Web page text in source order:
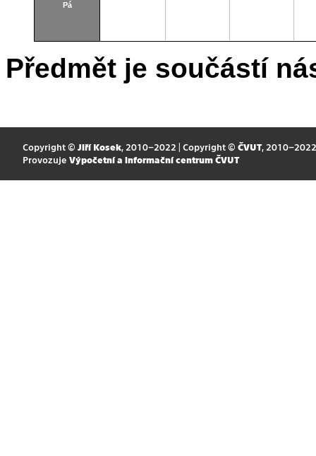
Pá
Předmět je součástí
Copyright © Jiří Kosek, 2010–2022 | Copyright © ČVUT, 2010–2022
Provozuje Výpočetní a informační centrum ČVUT